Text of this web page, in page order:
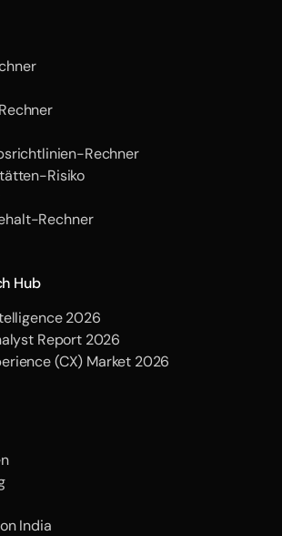
Rechner
Risiko
Rechner
Hub
2026
Report 2026
(CX) Market 2026
India